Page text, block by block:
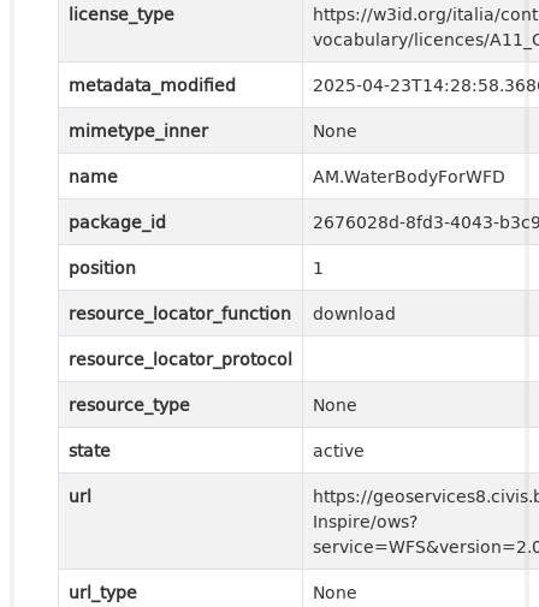
license_type
https://w3id.org/italia/
vocabulary/licences/
metadata_modified
2025-04-
mimetype_inner
None
name
AM.WaterBodyForWFD
package_id
2676028d-8fd3-4043-
position
1
resource_locator_function
download
resource_locator_protocol
resource_type
None
state
active
url
https://
Inspire/ows?
url_type
None